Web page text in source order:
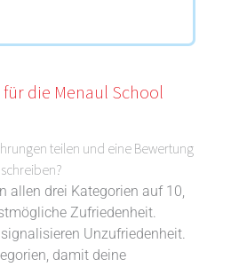
die Menaul School
teilen und eine Bewertung
schreiben?
allen drei Kategorien auf 10,
Zufriedenheit.
Unzufriedenheit.
damit deine